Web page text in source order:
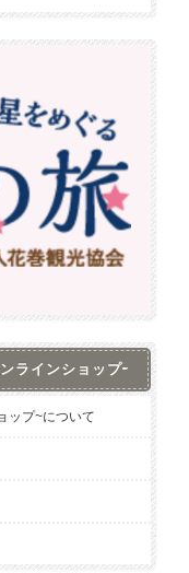
ラインショップ~
ップ~について